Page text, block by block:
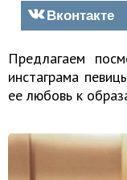
Вконтакте
Предлагаем
инстаграма
ее любовь к